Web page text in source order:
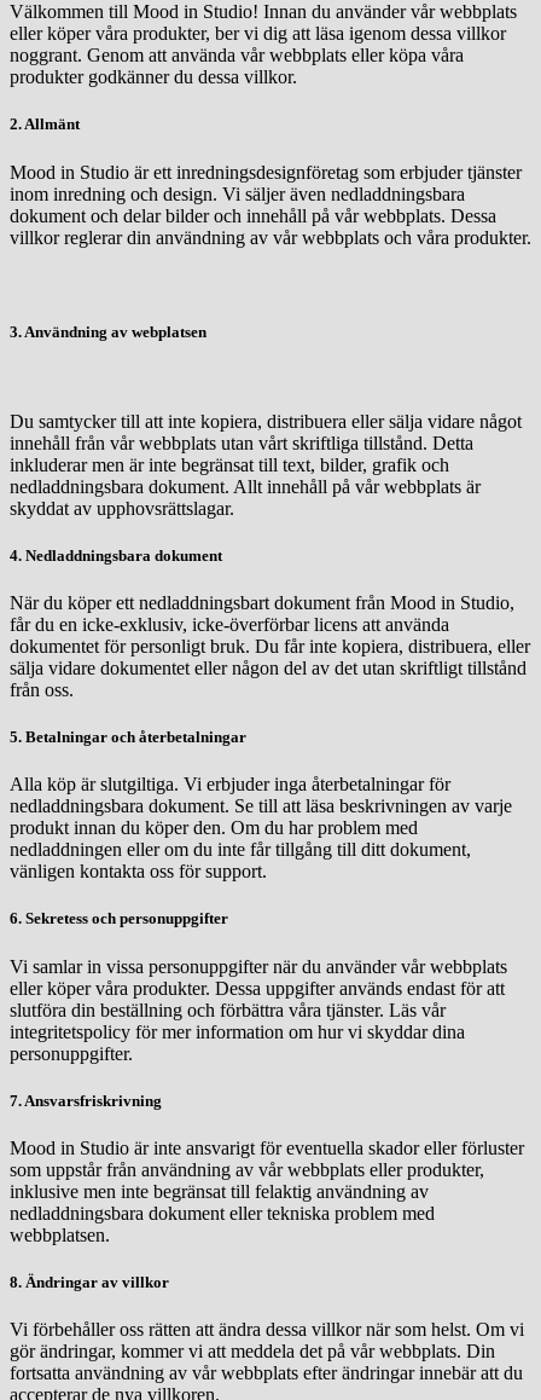
Välkommen till Mood in Studio! Innan du använder vår webbplats
eller köper våra produkter, ber vi dig att läsa igenom dessa villkor
noggrant. Genom att använda vår webbplats eller köpa våra
produkter godkänner du dessa villkor.
2. Allmänt
Mood in Studio är ett inredningsdesignföretag som erbjuder tjänster
inom inredning och design. Vi säljer även nedladdningsbara
dokument och delar bilder och innehåll på vår webbplats. Dessa
villkor reglerar din användning av vår webbplats och våra produkter.
3. Användning av webplatsen
Du samtycker till att inte kopiera, distribuera eller sälja vidare något
innehåll från vår webbplats utan vårt skriftliga tillstånd. Detta
inkluderar men är inte begränsat till text, bilder, grafik och
nedladdningsbara dokument. Allt innehåll på vår webbplats är
skyddat av upphovsrättslagar.
4. Nedladdningsbara dokument
När du köper ett nedladdningsbart dokument från Mood in Studio,
får du en icke-exklusiv, icke-överförbar licens att använda
dokumentet för personligt bruk. Du får inte kopiera, distribuera, eller
sälja vidare dokumentet eller någon del av det utan skriftligt tillstånd
från oss.
5. Betalningar och återbetalningar
Alla köp är slutgiltiga. Vi erbjuder inga återbetalningar för
nedladdningsbara dokument. Se till att läsa beskrivningen av varje
produkt innan du köper den. Om du har problem med
nedladdningen eller om du inte får tillgång till ditt dokument,
vänligen kontakta oss för support.
6. Sekretess och personuppgifter
Vi samlar in vissa personuppgifter när du använder vår webbplats
eller köper våra produkter. Dessa uppgifter används endast för att
slutföra din beställning och förbättra våra tjänster. Läs vår
integritetspolicy för mer information om hur vi skyddar dina
personuppgifter.
7. Ansvarsfriskrivning
Mood in Studio är inte ansvarigt för eventuella skador eller förluster
som uppstår från användning av vår webbplats eller produkter,
inklusive men inte begränsat till felaktig användning av
nedladdningsbara dokument eller tekniska problem med
webbplatsen.
8. Ändringar av villkor
Vi förbehåller oss rätten att ändra dessa villkor när som helst. Om vi
gör ändringar, kommer vi att meddela det på vår webbplats. Din
fortsatta användning av vår webbplats efter ändringar innebär att du
accepterar de nya villkoren.